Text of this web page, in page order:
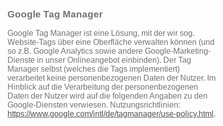
Google Tag Manager
Google Tag Manager ist eine Lösung, mit der wir sog.
Website-Tags über eine Oberfläche verwalten können (und
so z.B. Google Analytics sowie andere Google-Marketing-
Dienste in unser Onlineangebot einbinden). Der Tag
Manager selbst (welches die Tags implementiert)
verarbeitet keine personenbezogenen Daten der Nutzer. Im
Hinblick auf die Verarbeitung der personenbezogenen
Daten der Nutzer wird auf die folgenden Angaben zu den
Google-Diensten verwiesen. Nutzungsrichtlinien:
https://www.google.com/intl/de/tagmanager/use-policy.html .